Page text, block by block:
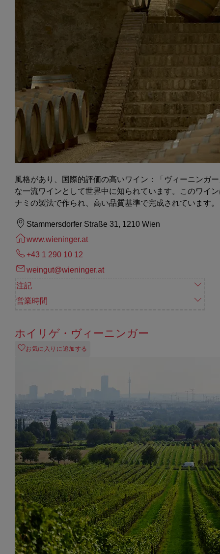
風格があり、国際的評価の高いワイン：「ヴィーニンガ
な一流ワインとして世界中に知られています。このワイ
ナミの製法で作られ、高い品質基準で完成されています。
Stammersdorfer Straße 31, 1210 Wien
www.wieninger.at
+43 1 290 10 12
weingut@wieninger.at
注記
営業時間
ホイリゲ・ヴィーニンガー
お気に入りに追加する